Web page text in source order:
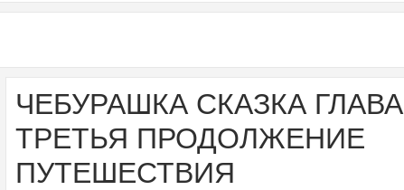
ЧЕБУРАШКА СКАЗКА ГЛАВА
ТРЕТЬЯ ПРОДОЛЖЕНИЕ
ПУТЕШЕСТВИЯ